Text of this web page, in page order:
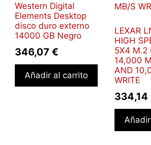
Western Digital
Elements Desktop
disco duro externo
14000 GB Negro
346,07 €
Añadir al carrito
LEXAR
HIGH
5X4 M.2
14,000
AND
WRITE
334,14